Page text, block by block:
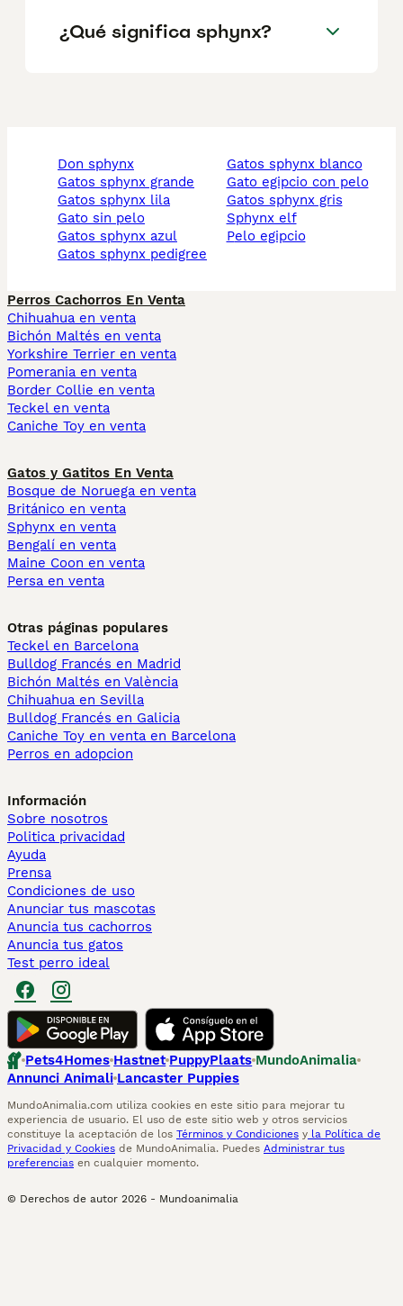
¿Qué significa sphynx?
don sphynx
gatos sphynx grande
gatos sphynx lila
gato sin pelo
gatos sphynx azul
gatos sphynx pedigree
gatos sphynx blanco
gato egipcio con pelo
gatos sphynx gris
sphynx elf
pelo egipcio
Perros Cachorros En Venta
Chihuahua en venta
Bichón Maltés en venta
Yorkshire Terrier en venta
Pomerania en venta
Border Collie en venta
Teckel en venta
Caniche Toy en venta
Gatos y Gatitos En Venta
Bosque de Noruega en venta
Británico en venta
Sphynx en venta
Bengalí en venta
Maine Coon en venta
Persa en venta
Otras páginas populares
Teckel en Barcelona
Bulldog Francés en Madrid
Bichón Maltés en València
Chihuahua en Sevilla
Bulldog Francés en Galicia
Caniche Toy en venta en Barcelona
Perros en adopcion
Información
Sobre nosotros
Politica privacidad
Ayuda
Prensa
Condiciones de uso
Anunciar tus mascotas
Anuncia tus cachorros
Anuncia tus gatos
Test perro ideal
Pets4Homes Hastnet PuppyPlaats MundoAnimalia
Annunci Animali Lancaster Puppies
MundoAnimalia.com utiliza cookies en este sitio para mejorar tu
experiencia de usuario. El uso de este sitio web y otros servicios
constituye la aceptación de los Términos y Condiciones y la Política de
Privacidad y Cookies de MundoAnimalia. Puedes Administrar tus
preferencias en cualquier momento.
© Derechos de autor 2026 - Mundoanimalia